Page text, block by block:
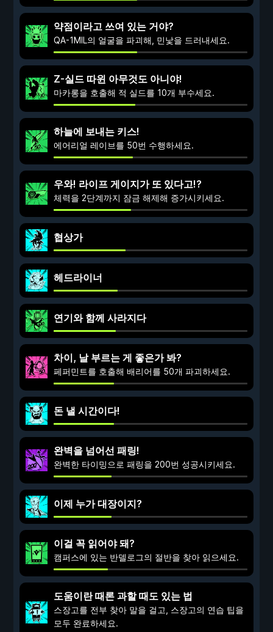
약점이라고 쓰여 있는 거야?
QA-1MIL의 얼굴을 파괴해, 민낯을 드러내세요.
Z-실드 따윈 아무것도 아니야!
마카롱을 호출해 적 실드를 10개 부수세요.
하늘에 보내는 키스!
에어리얼 레이브를 50번 수행하세요.
우와! 라이프 게이지가 또 있다고!?
체력을 2단계까지 잠금 해제해 증가시키세요.
협상가
헤드라이너
연기와 함께 사라지다
차이, 날 부르는 게 좋은가 봐?
페퍼민트를 호출해 배리어를 50개 파괴하세요.
돈 낼 시간이다!
완벽을 넘어선 패링!
완벽한 타이밍으로 패링을 200번 성공시키세요.
이제 누가 대장이지?
이걸 꼭 읽어야 돼?
캠퍼스에 있는 반델로그의 절반을 찾아 읽으세요.
도움이란 때론 과할 때도 있는 법
스장고를 전부 찾아 말을 걸고, 스장고의 연습 팁을
모두 완료하세요.